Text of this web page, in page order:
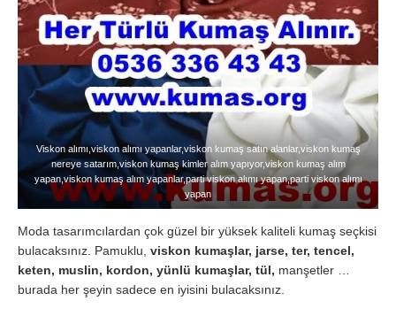
Viskon alımı,viskon alımı yapanlar,viskon kumaş satın alanlar,viskon kumaş
nereye satarım,viskon kumaş kimler alım yapıyor,viskon kumaş alım
yapan,viskon kumaş alım yapanlar,parti viskon alımı yapan,parti viskon alımı
yapan
Moda tasarımcılardan çok güzel bir yüksek kaliteli kumaş seçkisi
bulacaksınız. Pamuklu, viskon kumaşlar, jarse, ter, tencel,
keten, muslin, kordon, yünlü kumaşlar, tül, manşetler …
burada her şeyin sadece en iyisini bulacaksınız.